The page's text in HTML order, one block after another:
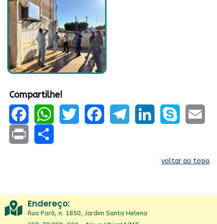
Compartilhe!
FacebookWhatsApp
voltar ao topo
Endereço:
Rua Pará, n. 1850, Jardim Santa Helena